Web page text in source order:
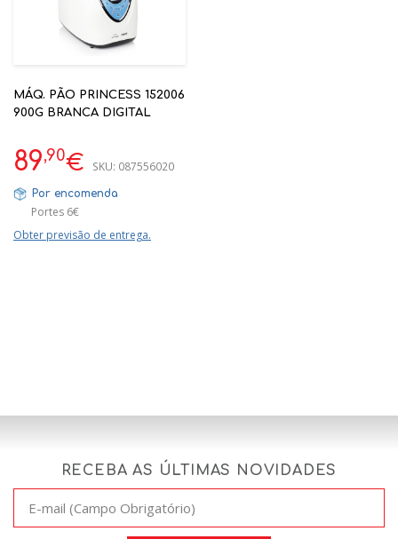
MÁQ. PÃO PRINCESS 152006
900G BRANCA DIGITAL
89,90€ SKU: 087556020
Por encomenda
Portes 6€
Obter previsão de entrega.
RECEBA AS ÚLTIMAS NOVIDADES